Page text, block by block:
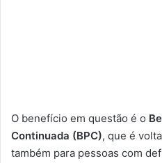
O benefício em questão é o
Continuada (BPC), que é
também para pessoas com